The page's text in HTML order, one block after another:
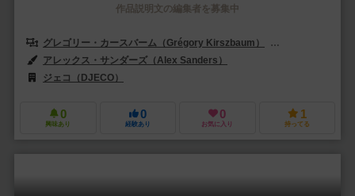
作品説明文の編集者を募集中
グレゴリー・カースバーム（Grégory Kirszbaum）
アレックス・サンダーズ（Alex Sanders）
ジェコ（DJECO）
0
興味あり
0
経験あり
0
お気に入り
1
持ってる